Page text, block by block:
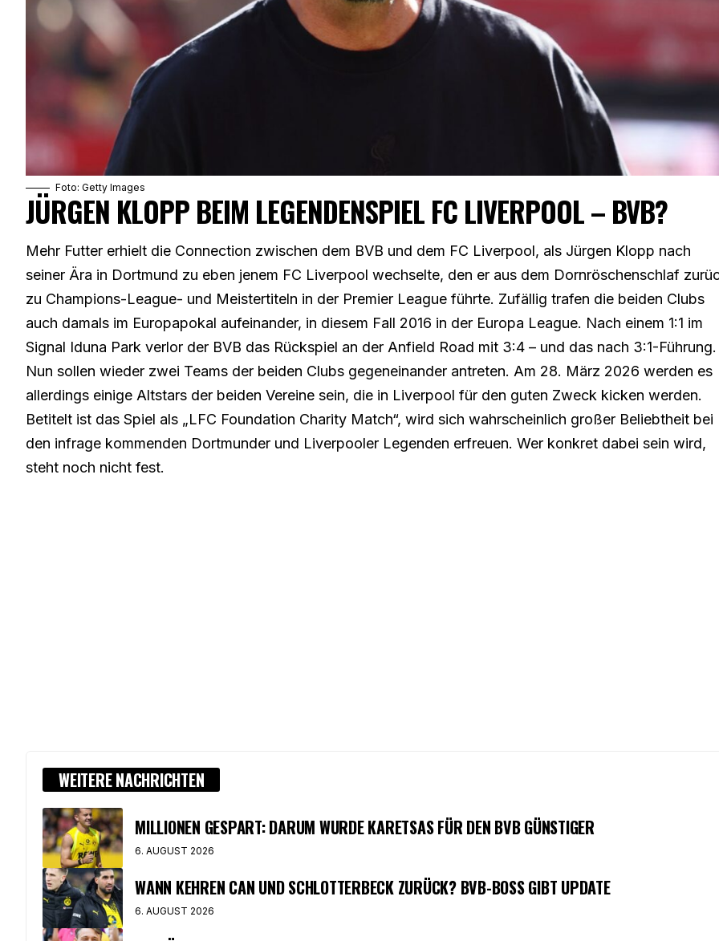
Foto: Getty Images
JÜRGEN KLOPP BEIM LEGENDENSPIEL FC LIVERPOOL – BVB?
Mehr Futter erhielt die Connection zwischen dem BVB und dem FC Liverpool, als Jürgen Klopp nach
seiner Ära in Dortmund zu eben jenem FC Liverpool wechselte, den er aus dem Dornröschenschlaf
zu Champions-League- und Meistertiteln in der Premier League führte. Zufällig trafen die beiden Clubs
auch damals im Europapokal aufeinander, in diesem Fall 2016 in der Europa League. Nach einem 1:1 im
Signal Iduna Park verlor der BVB das Rückspiel an der Anfield Road mit 3:4 – und das nach 3:1-Führung.
Nun sollen wieder zwei Teams der beiden Clubs gegeneinander antreten. Am 28. März 2026 werden es
allerdings einige Altstars der beiden Vereine sein, die in Liverpool für den guten Zweck kicken werden.
Betitelt ist das Spiel als „LFC Foundation Charity Match“, wird sich wahrscheinlich großer Beliebtheit bei
den infrage kommenden Dortmunder und Liverpooler Legenden erfreuen. Wer konkret dabei sein wird,
steht noch nicht fest.
WEITERE NACHRICHTEN
MILLIONEN GESPART: DARUM WURDE KARETSAS FÜR DEN BVB GÜNSTIGER
6. AUGUST 2026
WANN KEHREN CAN UND SCHLOTTERBECK ZURÜCK? BVB-BOSS GIBT UPDATE
6. AUGUST 2026